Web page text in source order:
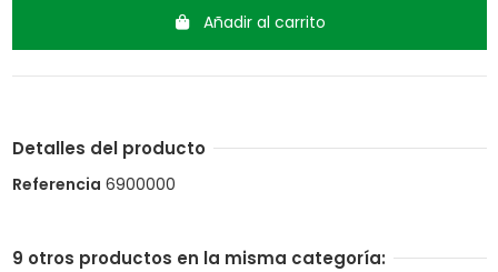
Añadir al carrito
Detalles del producto
Referencia 6900000
9 otros productos en la misma categoría: